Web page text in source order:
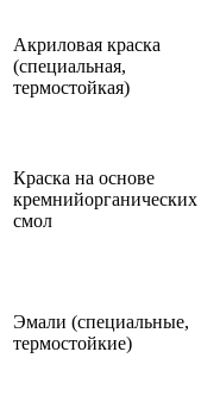
Акриловая краска
(специальная,
термостойкая)
Краска на основе
кремнийорганических
смол
Эмали (специальные,
термостойкие)